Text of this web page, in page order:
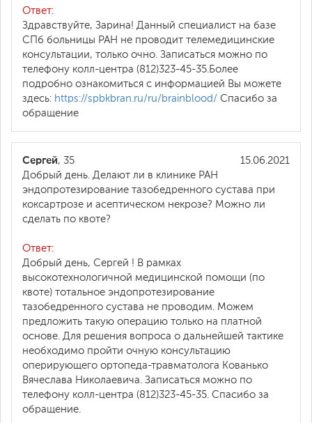
Ответ:
Здравствуйте, Зарина! Данный специалист на базе
СПб больницы РАН не проводит телемедицинские
консультации, только очно. Записаться можно по
телефону колл-центра (812)323-45-35.Более
подробно ознакомиться с информацией Вы можете
здесь: https://spbkbran.ru/ru/brainblood/ Спасибо за
обращение
15.06.2021
Сергей, 35
Добрый день. Делают ли в клинике РАН
эндопротезирование тазобедренного сустава при
коксартрозе и асептическом некрозе? Можно ли
сделать по квоте?
Ответ:
Добрый день, Сергей ! В рамках
высокотехнологичной медицинской помощи (по
квоте) тотальное эндопротезирование
тазобедренного сустава не проводим. Можем
предложить такую операцию только на платной
основе. Для решения вопроса о дальнейшей тактике
необходимо пройти очную консультацию
оперирующего ортопеда-травматолога Кованько
Вячеслава Николаевича. Записаться можно по
телефону колл-центра (812)323-45-35. Спасибо за
обращение.